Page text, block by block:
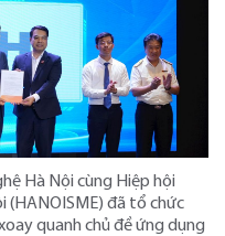
Hà Nội cùng Hiệp hội
(HANOISME) đã tổ chức
quanh chủ đề ứng dụng